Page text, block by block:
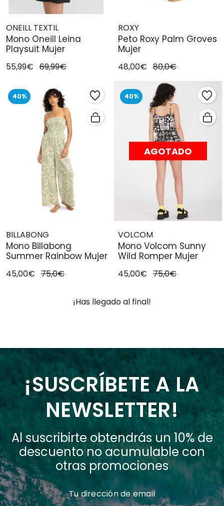
ONEILL TEXTIL
Mono Oneill Leina
Playsuit Mujer
55,99€ 69,99€
ROXY
Peto Roxy Palm Groves
Mujer
48,00€ 80,0€
40%
BILLABONG
Mono Billabong
Summer Rainbow Mujer
45,00€ 75,0€
40%
AGOTADO
VOLCOM
Mono Volcom Sunny
Wild Romper Mujer
45,00€ 75,0€
¡Has llegado al final!
¡SUSCRÍBETE A LA
NEWSLETTER!
Al suscribirte obtendrás un 10% de
descuento no acumulable con
otras promociones